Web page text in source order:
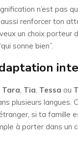
n’est pas
renforcer ton
un choix porteur
sonne bien”.
Tara Tia Tessa ou
plusieurs langues.
si ta famille
à porter dans un